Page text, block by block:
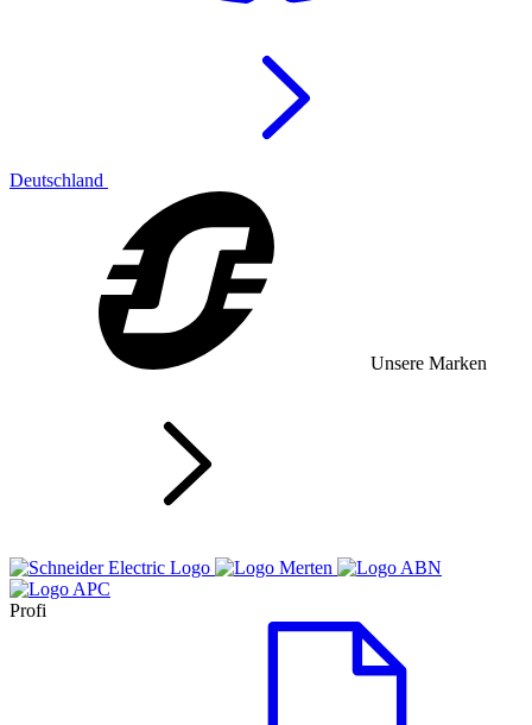
Deutschland
Unsere Marken
Profi